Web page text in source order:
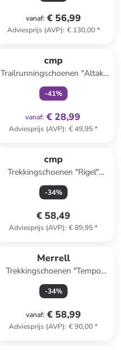
vanaf: € 56,99
Adviesprijs (AVP): € 130,00*
cmp
Trailrunningschoenen "Altak"
blauw/groen
-41%
vanaf: € 28,99
Adviesprijs (AVP): € 49,95*
cmp
Trekkingschoenen "Rigel"
antraciet
-34%
€ 58,49
Adviesprijs (AVP): € 89,95*
Merrell
Trekkingschoenen "Tempo
EXP" zwart
-34%
vanaf: € 58,99
Adviesprijs (AVP): € 90,00*